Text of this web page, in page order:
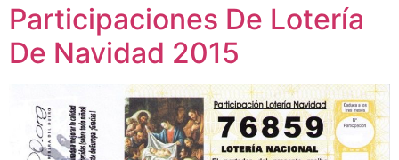
Participaciones De Lotería
De Navidad 2015